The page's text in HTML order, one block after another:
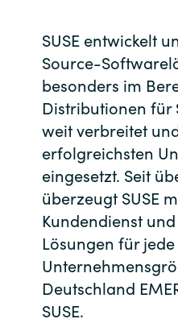
IT Campus -
Über uns
Kontakt
Karriere
Channel
SUSE entwickelt
Source-
besonders im
Distributionen für
weit verbreitet
erfolgreichsten
eingesetzt. Seit
überzeugt SUSE
Kundendienst
Lösungen für jede
Deutschland
SUSE.